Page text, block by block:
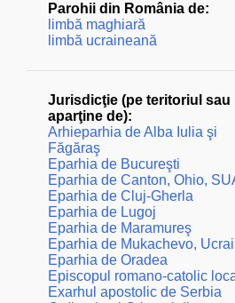
Parohii din România de:
limbă maghiară
limbă ucraineană
Jurisdicţie (pe teritoriul sau
aparţine de):
Arhieparhia de Alba Iulia şi
Făgăraş
Eparhia de Bucureşti
Eparhia de Canton, Ohio,
Eparhia de Cluj-Gherla
Eparhia de Lugoj
Eparhia de Maramureş
Eparhia de Mukachevo,
Eparhia de Oradea
Episcopul romano-catolic
Exarhul apostolic de Serbia